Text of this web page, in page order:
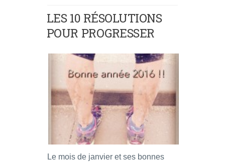
LES 10 RÉSOLUTIONS
POUR PROGRESSER
Le mois de janvier et ses bonnes